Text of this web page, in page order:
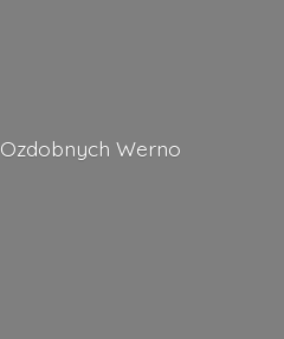
Ozdobnych Werno